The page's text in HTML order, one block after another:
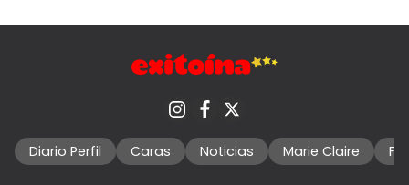
Diario Perfil Caras Noticias Marie Claire